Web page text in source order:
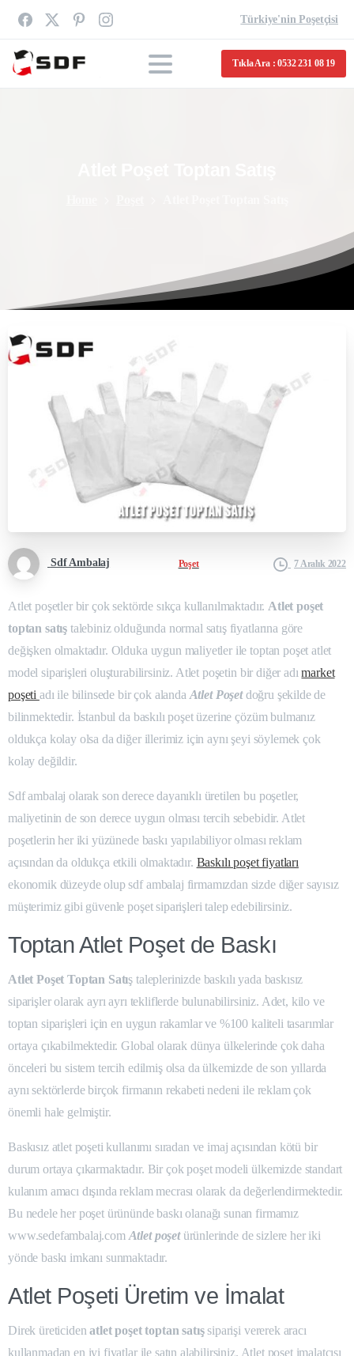
Türkiye'nin Poşetçisi
Tıkla Ara : 0532 231 08 19
Sdf Ambalaj Poşet 7 Aralık 2022
Atlet poşetler bir çok sektörde sıkça kullanılmaktadır. Atlet poşet
toptan satış talebiniz olduğunda normal satış fiyatlarına göre
değişken olmaktadır. Olduka uygun maliyetler ile toptan poşet atlet
model siparişleri oluşturabilirsiniz. Atlet poşetin bir diğer adımarket
poşeti adı ile bilinsede bir çok alanda Atlet Poşetdoğru şekilde de
bilinmektedir. İstanbul da baskılı poşet üzerine çözüm bulmanız
oldukça kolay olsa da diğer illerimiz için aynı şeyi söylemek çok
kolay değildir.
Sdf ambalaj olarak son derece dayanıklı üretilen bu poşetler,
maliyetinin de son derece uygun olması tercih sebebidir. Atlet
poşetlerin her iki yüzünede baskı yapılabiliyor olması reklam
açısından da oldukça etkili olmaktadır. Baskılı poşet fiyatları
ekonomik düzeyde olup sdf ambalaj firmamızdan sizde diğer sayısız
müşterimiz gibi güvenle poşet siparişleri talep edebilirsiniz.
Toptan Atlet Poşet de Baskı
Atlet Poşet Toptan Satış taleplerinizde baskılı yada baskısız
siparişler olarak ayrı ayrı tekliflerde bulunabilirsiniz. Adet, kilo ve
toptan siparişleri için en uygun rakamlar ve %100 kaliteli tasarımlar
ortaya çıkabilmektedir. Global olarak dünya ülkelerinde çok daha
önceleri bu sistem tercih edilmiş olsa da ülkemizde de son yıllarda
aynı sektörlerde birçok firmanın rekabeti nedeni ile reklam çok
önemli hale gelmiştir.
Baskısız atlet poşeti kullanımı sıradan ve imaj açısından kötü bir
durum ortaya çıkarmaktadır. Bir çok poşet modeli ülkemizde standart
kulanım amacı dışında reklam mecrası olarak da değerlendirmektedir.
Bu nedele her poşet ürününde baskı olanağı sunan firmamız
www.sedefambalaj.com Atlet poşetürünlerinde de sizlere her iki
yönde baskı imkanı sunmaktadır.
Atlet Poşeti Üretim ve İmalat
Direk üreticidenatlet poşet toptan satışsiparişi vererek aracı
kullanmadan en iyi fiyatlar ile satın alabilirsiniz. Atlet poşet imalatçısı